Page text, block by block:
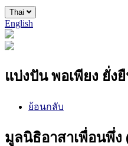
Thai
English
แบ่งปัน พอเพียง ยั่ง
ย้อนกลับ
มูลนิธิอาสาเพื่อนพึ่ง